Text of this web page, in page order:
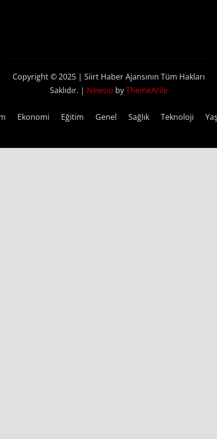
Copyright © 2025 | Siirt Haber Ajansının Tüm Hakları
Saklıdır. | Newsio byThemeArile
Ekonomi Eğitim Genel Sağlık Teknoloji